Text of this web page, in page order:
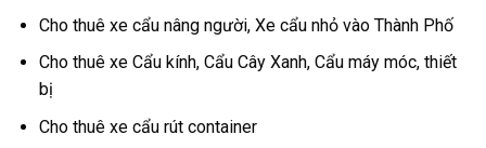
Cho thuê xe cẩu nâng người, Xe cẩu nhỏ vào Thành Phố
Cho thuê xe Cẩu kính, Cẩu Cây Xanh, Cẩu máy móc, thiết
bị
Cho thuê xe cẩu rút container